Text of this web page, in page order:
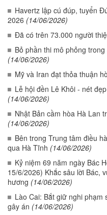
Havertz lập cú đúp, tuyển
2026 (14/06/2026)
Đã có trên 73.000 người
Bỏ phần thi mô phỏng
(14/06/2026)
Mỹ và Iran đạt thỏa thuận
Lễ hội đền Lê Khôi - nét
(14/06/2026)
Nhật Bản cầm hòa Hà Lan
(14/06/2026)
Bên trong Trung tâm điều
qua Hà Tĩnh (14/06/2026)
Kỷ niệm 69 năm ngày Bác
15/6/2026) Khắc sâu lời Bác,
hương (14/06/2026)
Lào Cai: Bắt giữ nghi phạm
gây án (14/06/2026)